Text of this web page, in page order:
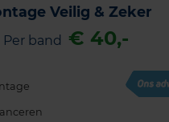
Veilig & Zeker
Per band € 40,-